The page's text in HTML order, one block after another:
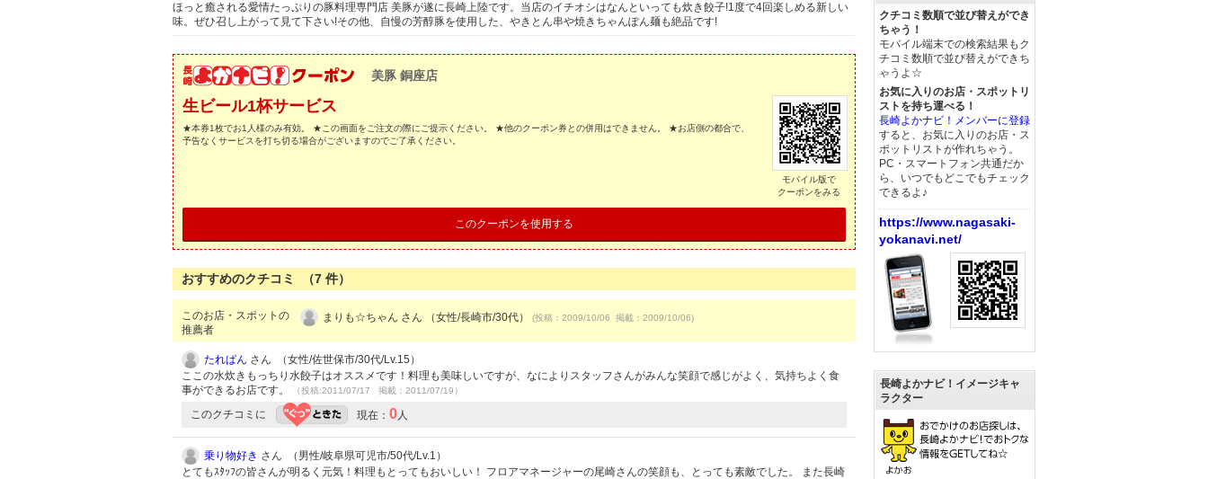
ほっと癒される愛情たっぷりの豚料理専門店 美豚が遂に長崎上陸です。当店のイチオシはなんといっても炊き餃子!1度で4回楽しめる新しい
味。ぜひ召し上がって見て下さい!その他、自慢の芳醇豚を使用した、やきとん串や焼きちゃんぽん麺も絶品です!
美豚 銅座店
生ビール1杯サービス
★本券1枚でお1人様のみ有効。 ★この画面をご注文の際にご提示ください。 ★他のクーポン券との併用はできません。 ★お店側の都合で、
予告なくサービスを打ち切る場合がございますのでご了承ください。
モバイル版で
クーポンをみる
このクーポンを使用する
おすすめのクチコミ （7 件）
このお店・スポットの
推薦者
まりも☆ちゃん さん （女性/長崎市/30代） (投稿：2009/10/06 掲載：2009/10/06)
たれぱん さん （女性/佐世保市/30代/Lv.15）
ここの水炊きもっちり水餃子はオススメです！料理も美味しいですが、なによりスタッフさんがみんな笑顔で感じがよく、気持ちよく食
事ができるお店です。
（投稿:2011/07/17 掲載：2011/07/19）
このクチコミに 現在： 0人
乗り物好き さん （男性/岐阜県可児市/50代/Lv.1）
とてもｽﾀｯﾌの皆さんが明るく元気！料理もとってもおいしい！ フロアマネージャーの尾崎さんの笑顔も、とっても素敵でした。 また長崎
クチコミ数順で並び替えができ
ちゃう！
モバイル端末での検索結果もク
チコミ数順で並び替えができち
ゃうよ☆
お気に入りのお店・スポットリ
ストを持ち運べる！
長崎よかナビ！メンバーに登録
すると、お気に入りのお店・ス
ポットリストが作れちゃう。
PC・スマートフォン共通だか
ら、いつでもどこでもチェック
できるよ♪
https://www.nagasaki-
yokanavi.net/
長崎よかナビ！イメージキャ
ラクター